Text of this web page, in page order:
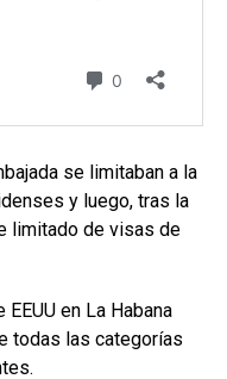
se limitaban a la
y luego, tras la
limitado de visas de
en La Habana
todas las categorías